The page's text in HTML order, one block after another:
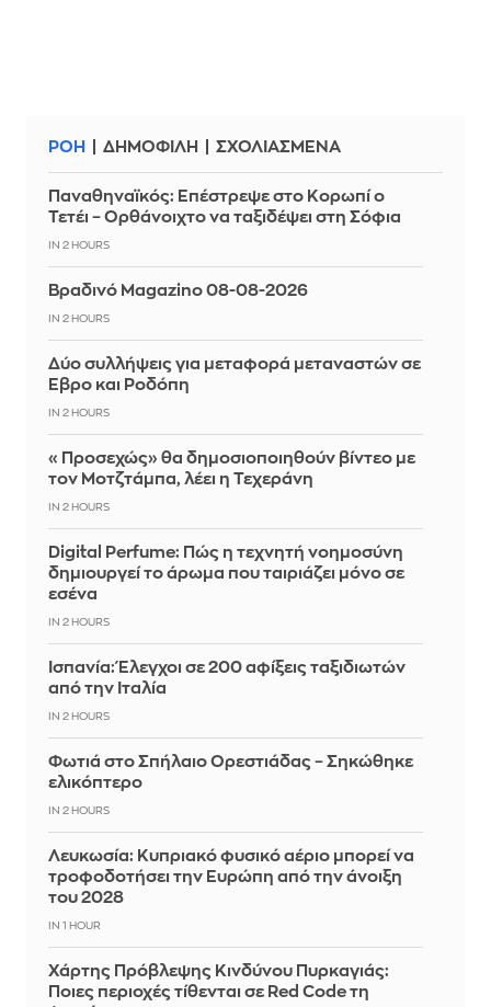
ΡΟΗ ΔΗΜΟΦΙΛΗ ΣΧΟΛΙΑΣΜΕΝΑ
Παναθηναϊκός: Επέστρεψε στο Κορωπί ο
Τετέι – Ορθάνοιχτο να ταξιδέψει στη Σόφια
IN 2 HOURS
Βραδινό Magazino 08-08-2026
IN 2 HOURS
Δύο συλλήψεις για μεταφορά μεταναστών σε
Έβρο και Ροδόπη
IN 2 HOURS
«Προσεχώς» θα δημοσιοποιηθούν βίντεο με
τον Μοτζτάμπα, λέει η Τεχεράνη
IN 2 HOURS
Digital Perfume: Πώς η τεχνητή νοημοσύνη
δημιουργεί το άρωμα που ταιριάζει μόνο σε
εσένα
IN 2 HOURS
Ισπανία: Έλεγχοι σε 200 αφίξεις ταξιδιωτών
από την Ιταλία
IN 2 HOURS
Φωτιά στο Σπήλαιο Ορεστιάδας – Σηκώθηκε
ελικόπτερο
IN 2 HOURS
Λευκωσία: Κυπριακό φυσικό αέριο μπορεί να
τροφοδοτήσει την Ευρώπη από την άνοιξη
του 2028
IN 1 HOUR
Χάρτης Πρόβλεψης Κινδύνου Πυρκαγιάς:
Ποιες περιοχές τίθενται σε Red Code τη